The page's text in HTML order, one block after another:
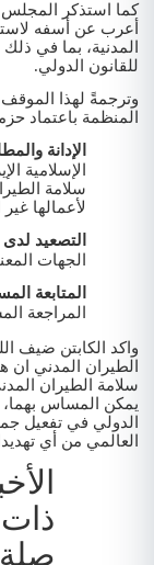
أعرب عن أسفه
المدنية، بما في
للقانون الدولي.
وترجمةً لهذا
المنظمة باعتماد
الإدانة
الإسلامية
سلامة
لأعمالها
التصعيد
الجهات
المتابعة
المراجعة
واكد الكابتن ضيف
الطيران المدني ان
سلامة الطيران
يمكن المساس
الدولي في تفعيل
العالمي من أي
ذات
صلة